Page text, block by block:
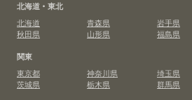
北海道・東北
北海道
青森県 岩手県
秋田県
山形県
福島県
関東
東京都
神奈川県 埼玉県
茨城県
栃木県
群馬県